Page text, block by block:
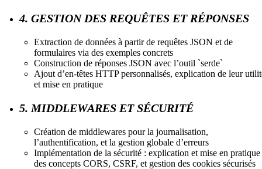
4. GESTION DES REQUÊTES ET RÉPONSES
Extraction de données à partir de requêtes JSON et de
formulaires via des exemples concrets
Construction de réponses JSON avec l’outil `serde`
Ajout d’en-têtes HTTP personnalisés, explication de leur
et mise en pratique
5. MIDDLEWARES ET SÉCURITÉ
Création de middlewares pour la journalisation,
l’authentification, et la gestion globale d’erreurs
Implémentation de la sécurité : explication et mise en pratique
des concepts CORS, CSRF, et gestion des cookies sécurisés